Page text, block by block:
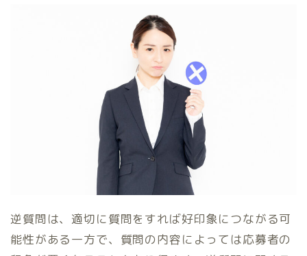
逆質問は、適切に質問をすれば好印象につながる可
能性がある一方で、質問の内容によっては応募者の